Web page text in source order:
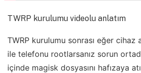
TWRP kurulumu videolu anlatım
TWRP kurulumu sonrası eğer cihaz
ile telefonu rootlarsanız sorun
içinde magisk dosyasını hafızaya